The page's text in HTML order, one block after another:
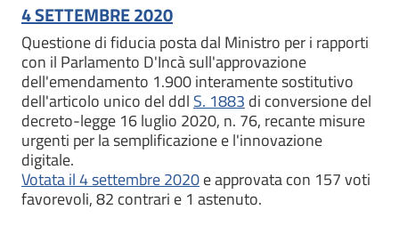
4 SETTEMBRE 2020
Questione di fiducia posta dal Ministro per i rapporti
con il Parlamento D'Incà sull'approvazione
dell'emendamento 1.900 interamente sostitutivo
dell'articolo unico del ddl S. 1883 di conversione del
decreto-legge 16 luglio 2020, n. 76, recante misure
urgenti per la semplificazione e l'innovazione
digitale.
Votata il 4 settembre 2020e approvata con 157 voti
favorevoli, 82 contrari e 1 astenuto.